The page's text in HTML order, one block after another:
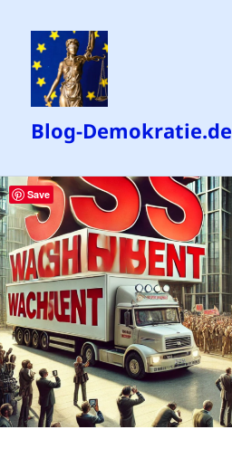
Blog-Demokratie.de
Save